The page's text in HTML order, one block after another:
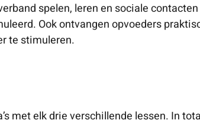
spelen, leren en sociale
Ook ontvangen opvoeders
te stimuleren.
met elk drie verschillende lessen. In